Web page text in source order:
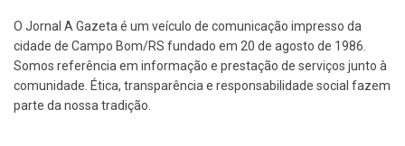
O Jornal A Gazeta é um veículo de comunicação impresso da
cidade de Campo Bom/RS fundado em 20 de agosto de 1986.
Somos referência em informação e prestação de serviços junto à
comunidade. Ética, transparência e responsabilidade social fazem
parte da nossa tradição.